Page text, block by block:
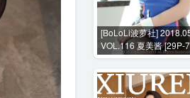
[BoLoLi波萝社]
VOL.116 夏美酱 [29P-